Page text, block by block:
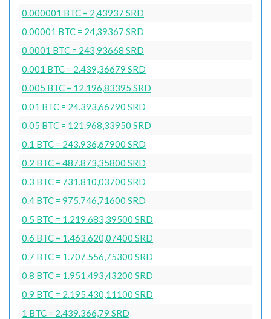
0.000001 BTC = 2,43937 SRD
0.00001 BTC = 24,39367 SRD
0.0001 BTC = 243,93668 SRD
0.001 BTC = 2.439,36679 SRD
0.005 BTC = 12.196,83395 SRD
0.01 BTC = 24.393,66790 SRD
0.05 BTC = 121.968,33950 SRD
0.1 BTC = 243.936,67900 SRD
0.2 BTC = 487.873,35800 SRD
0.3 BTC = 731.810,03700 SRD
0.4 BTC = 975.746,71600 SRD
0.5 BTC = 1.219.683,39500 SRD
0.6 BTC = 1.463.620,07400 SRD
0.7 BTC = 1.707.556,75300 SRD
0.8 BTC = 1.951.493,43200 SRD
0.9 BTC = 2.195.430,11100 SRD
1 BTC = 2.439.366,79 SRD